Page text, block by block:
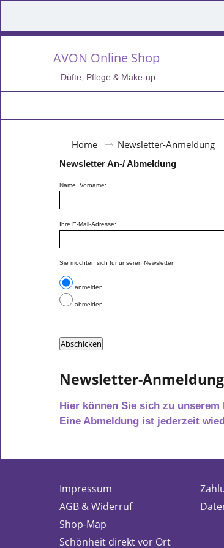
AVON Online Shop
– Düfte, Pflege & Make-up
Home Newsletter-Anmeldung
Newsletter An-/ Abmeldung
Name, Vorname:
Ihre E-Mail-Adresse:
Sie möchten sich für unseren Newsletter
anmelden
abmelden
Newsletter-Anmeldung
Hier können Sie sich zu
Eine Abmeldung ist jederzeit
Impressum
AGB & Widerruf
Shop-Map
Schönheit direkt vor Ort